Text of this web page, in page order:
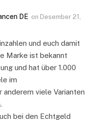
DE on Desember 21,
und euch damit
Marke ist bekannt
und hat über 1.000
im
viele Varianten
bei den Echtgeld